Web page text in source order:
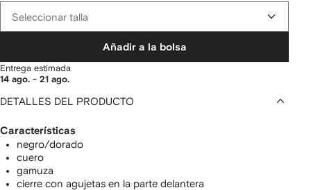
Seleccionar talla
Añadir a la bolsa
Entrega estimada
14 ago. - 21 ago.
DETALLES DEL PRODUCTO
Características
negro/dorado
cuero
gamuza
cierre con agujetas en la parte delantera